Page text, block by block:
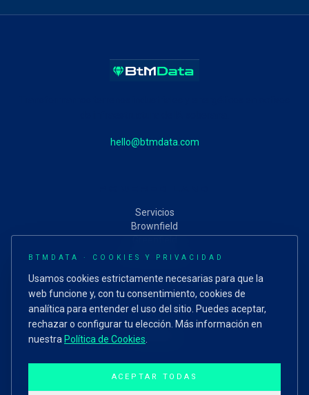
hello@btmdata.com
Servicios
Brownfield
IA Soberana
RECURSOS
Insights
Contacto
BTMDATA · COOKIES Y PRIVACIDAD
Usamos cookies estrictamente necesarias para que la
web funcione y, con tu consentimiento, cookies de
analítica para entender el uso del sitio. Puedes aceptar,
rechazar o configurar tu elección. Más información en
nuestra Política de Cookies
ACEPTAR TODAS